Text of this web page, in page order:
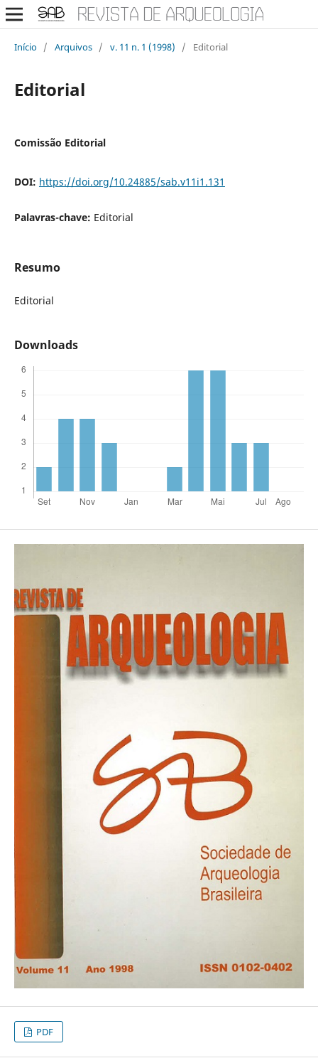
Início / Arquivos / v. 11 n. 1 (1998) / Editorial
Editorial
Comissão Editorial
DOI: https://doi.org/10.24885/sab.v11i1.131
Palavras-chave: Editorial
Resumo
Editorial
Downloads
PDF